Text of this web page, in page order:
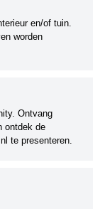
en/of tuin.
worden
Ontvang
ontdek de
te presenteren.